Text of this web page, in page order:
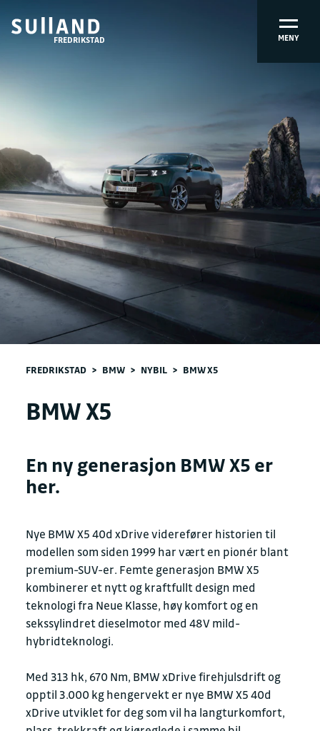
FREDRIKSTAD MENY
FREDRIKSTAD > BMW > NYBIL > BMW X5
BMW X5
En ny generasjon BMW X5 er
her.
Nye BMW X5 40d xDrive viderefører historien til
modellen som siden 1999 har vært en pionér blant
premium-SUV-er. Femte generasjon BMW X5
kombinerer et nytt og kraftfullt design med
teknologi fra Neue Klasse, høy komfort og en
sekssylindret dieselmotor med 48V mild-
hybridteknologi.
Med 313 hk, 670 Nm, BMW xDrive firehjulsdrift og
opptil 3.000 kg hengervekt er nye BMW X5 40d
xDrive utviklet for deg som vil ha langturkomfort,